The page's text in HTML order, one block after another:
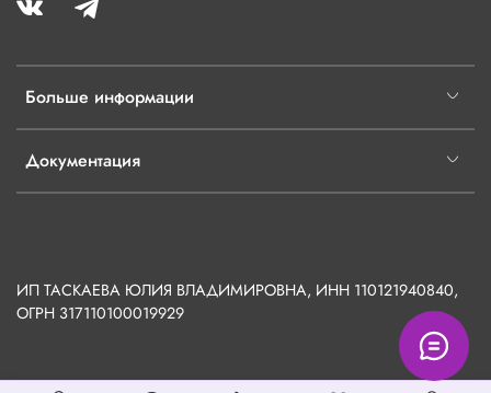
Больше информации
Документация
ИП ТАСКАЕВА ЮЛИЯ ВЛАДИМИРОВНА, ИНН 110121940840,
ОГРН 317110100019929